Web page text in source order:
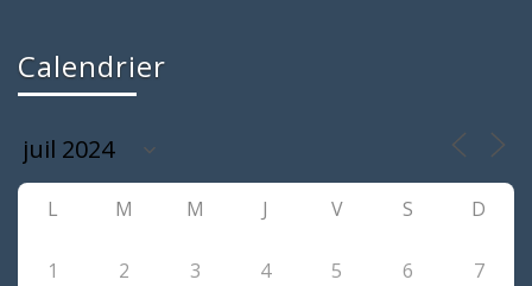
Calendrier
L M M J V S D
1 2 3 4 5 6 7